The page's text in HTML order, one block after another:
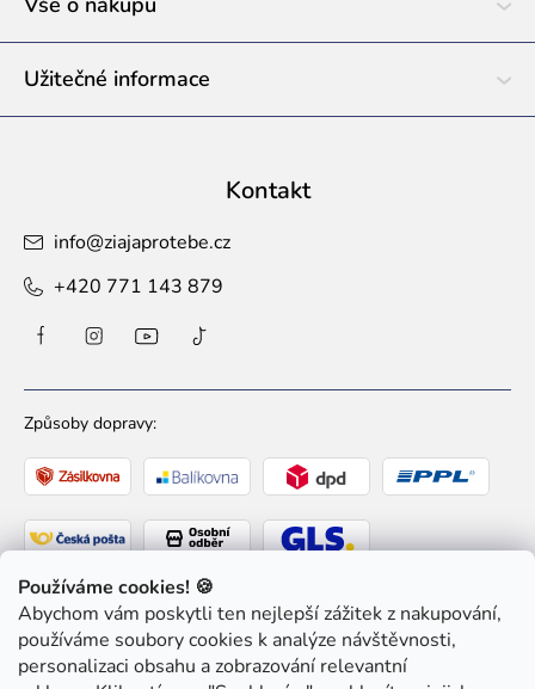
Používáme cookies! 🍪
Abychom vám poskytli ten nejlepší zážitek z nakupování,
používáme soubory cookies k analýze návštěvnosti,
personalizaci obsahu a zobrazování relevantní
Užitečné informace
Kontakt
info@ziajaprotebe.cz
+420 771 143 879
Způsoby dopravy:
Způsoby platby: